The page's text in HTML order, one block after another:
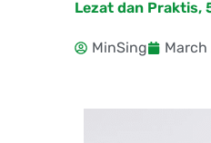
Lezat dan Praktis,
MinSing March